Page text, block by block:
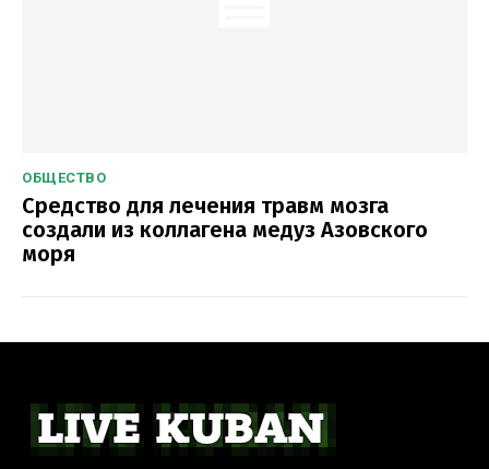
ОБЩЕСТВО
Средство для лечения травм мозга
создали из коллагена медуз Азовского
моря